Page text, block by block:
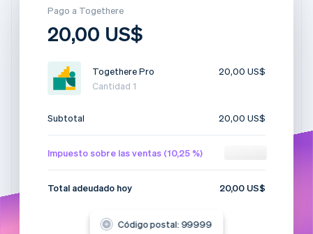
Radar
Prevención de fraude
Constitución de una startup
Climate
Eliminación de dióxido de carbono
Identity
Verificación de identidad en línea
Descubre cómo Stripe está construyendo la
Sector público
Comercio minorista
Ecosystem
Pago a Togethere
20,00 US$
Togethere Pro
20,00 US$
Cantidad 1
Subtotal 20,00 US$
Impuesto sobre las ventas (10,25 %)
Total adeudado hoy 20,00 US$
Código postal: 99999